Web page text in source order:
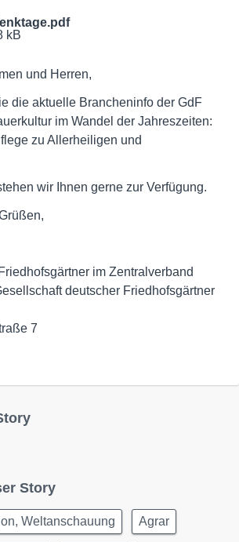
kB
und Herren,
die aktuelle Brancheninfo der GdF
im Wandel der Jahreszeiten:
zu Allerheiligen und
wir Ihnen gerne zur Verfügung.
im Zentralverband
deutscher Friedhofsgärtner
7
Story
Weltanschauung Agrar